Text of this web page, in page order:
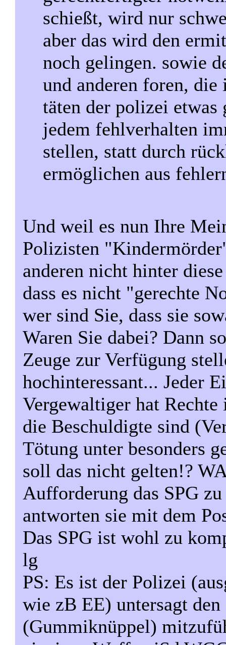
schießt, wird nur
aber das wird den
noch gelingen. sowie
und anderen foren,
täten der polizei etwas
jedem fehlverhalten
stellen, statt durch
ermöglichen aus
Und weil es nun Ihre
Polizisten
anderen nicht hinter
dass es nicht "gerechte
wer sind Sie, dass sie
Waren Sie dabei? Dann
Zeuge zur Verfügung
hochinteressant... Jeder
Vergewaltiger hat
die Beschuldigte sind
Tötung unter besonders
soll das nicht gelten!?
Aufforderung das SPG
antworten sie mit dem
Das SPG ist wohl zu
lg
PS: Es ist der Polizei
wie zB EE) untersagt
(Gummiknüppel)